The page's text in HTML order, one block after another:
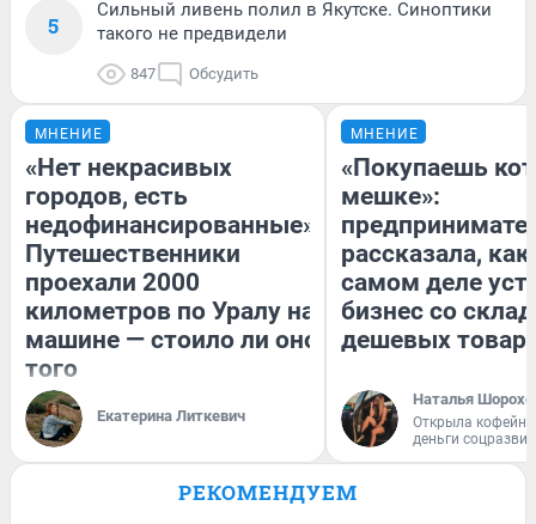
5
Сильный ливень полил в Якутске. Синоптики
такого не предвидели
847 Обсудить
МНЕНИЕ
«Нет некрасивых
городов, есть
недофинансированные».
Путешественники
проехали 2000
километров по Уралу на
машине — стоило ли оно
того
Екатерина Литкевич
МНЕНИЕ
«Покупаешь
мешке»:
рассказала, как
самом деле
бизнес со
дешевых
Наталья
Открыла
деньги
РЕКОМЕНДУЕМ